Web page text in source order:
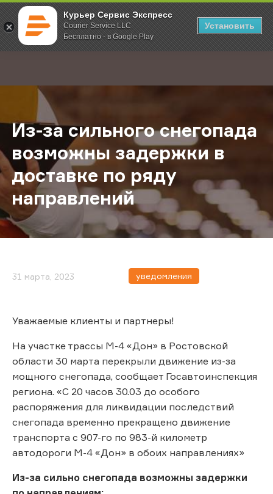
Курьер Сервис Экспресс
Courier Service LLC
Бесплатно - в Google Play
Установить
; Главная О компании Новости Из-за сильного снегопада
Из-за сильного снегопада
возможны задержки в
доставке по ряду
направлений
31 марта, 2023 уведомления
Уважаемые клиенты и партнеры!
На участке трассы М-4 «Дон» в Ростовской
области 30 марта перекрыли движение из-за
мощного снегопада, сообщает Госавтоинспекция
региона. «С 20 часов 30.03 до особого
распоряжения для ликвидации последствий
снегопада временно прекращено движение
транспорта с 907-го по 983-й километр
автодороги М-4 «Дон» в обоих направлениях»
Из-за сильно снегопада возможны задержки